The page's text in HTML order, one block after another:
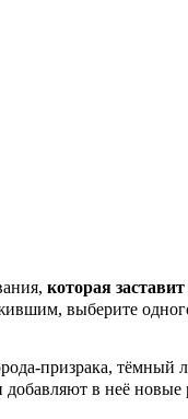
которая
выберите
призрака,
добавляют в неё